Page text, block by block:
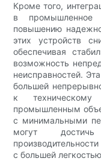
Кроме того,
в промышленное
повышению
этих устройств
обеспечивая
возможность
неисправностей.
большей
к техническому
промышленным
с минимальными
могут
с большей